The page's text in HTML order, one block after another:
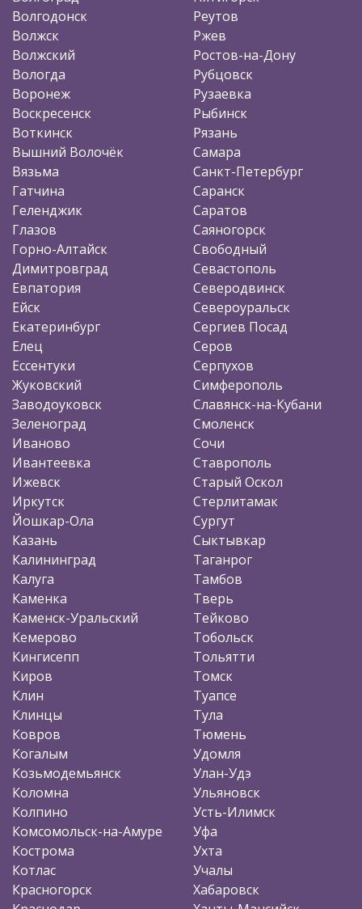
Волгодонск
Волжск
Волжский
Вологда
Воронеж
Воскресенск
Воткинск
Вышний Волочёк
Вязьма
Гатчина
Геленджик
Глазов
Горно-Алтайск
Димитровград
Евпатория
Ейск
Екатеринбург
Елец
Ессентуки
Жуковский
Заводоуковск
Зеленоград
Иваново
Ивантеевка
Ижевск
Иркутск
Йошкар-Ола
Казань
Калининград
Калуга
Каменка
Каменск-Уральский
Кемерово
Кингисепп
Киров
Клин
Клинцы
Ковров
Когалым
Козьмодемьянск
Коломна
Колпино
Комсомольск-на-Амуре
Кострома
Котлас
Красногорск
Реутов
Ржев
Ростов-на-Дону
Рубцовск
Рузаевка
Рыбинск
Рязань
Самара
Санкт-Петербург
Саранск
Саратов
Саяногорск
Свободный
Севастополь
Северодвинск
Североуральск
Сергиев Посад
Серов
Серпухов
Симферополь
Славянск-на-Кубани
Смоленск
Сочи
Ставрополь
Старый Оскол
Стерлитамак
Сургут
Сыктывкар
Таганрог
Тамбов
Тверь
Тейково
Тобольск
Тольятти
Томск
Туапсе
Тула
Тюмень
Удомля
Улан-Удэ
Ульяновск
Усть-Илимск
Уфа
Ухта
Учалы
Хабаровск